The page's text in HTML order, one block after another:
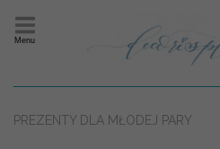
Menu
PREZENTY DLA MŁODEJ PARY